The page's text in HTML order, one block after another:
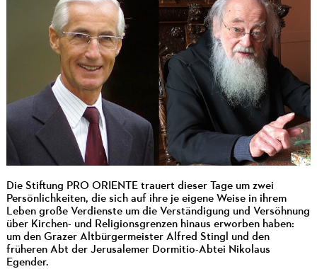
Die Stiftung PRO ORIENTE trauert dieser Tage um zwei
Persönlichkeiten, die sich auf ihre je eigene Weise in ihrem
Leben große Verdienste um die Verständigung und Versöhnung
über Kirchen- und Religionsgrenzen hinaus erworben haben:
um den Grazer Altbürgermeister Alfred Stingl und den
früheren Abt der Jerusalemer Dormitio-Abtei Nikolaus
Egender.